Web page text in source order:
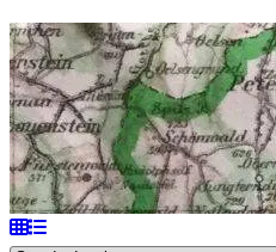
durchsuchen